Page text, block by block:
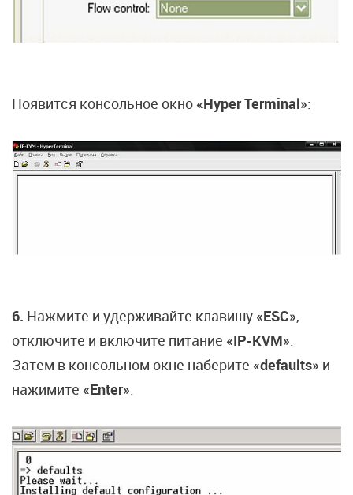
Появится консольное окно «Hyper Terminal»:
6. Нажмите и удерживайте клавишу «ESC»,
отключите и включите питание «IP-KVM»
Затем в консольном окне наберите «defaults» и
нажимите «Enter»